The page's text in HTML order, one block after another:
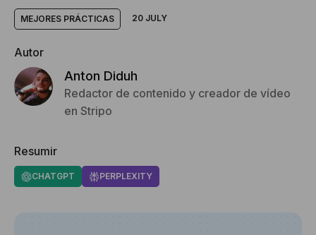
MEJORES PRÁCTICAS 20 JULY
Autor
Anton Diduh
Redactor de contenido y creador de vídeo
en Stripo
Resumir
CHATGPT PERPLEXITY